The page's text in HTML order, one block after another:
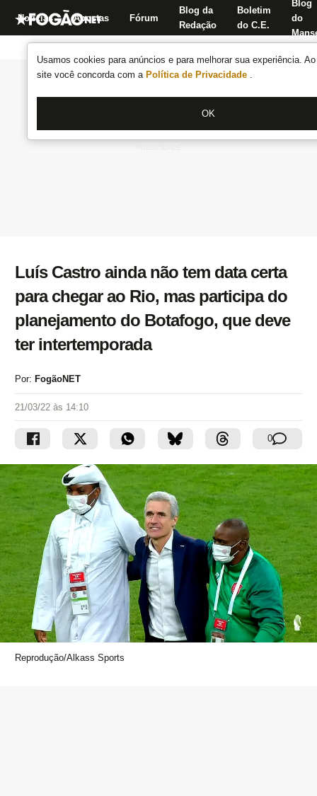
Usamos cookies para anúncios e para melhorar sua experiência.
site você concorda com a Política de Privacidade .
OK
Notícias Apostas Fórum
Blog da
Redação
Boletim
do C.E.
Blog
do
Luís Castro ainda não tem data certa
para chegar ao Rio, mas participa do
planejamento do Botafogo, que deve
ter intertemporada
Por: FogãoNET
21/03/22 às 14:10
0
Reprodução/Alkass Sports